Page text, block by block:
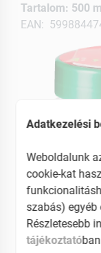
Tartalom: 500
EAN:
Adatkezelési
Weboldalunk
cookie-kat
szabás) egyéb
Részletesebb
tájékoztató